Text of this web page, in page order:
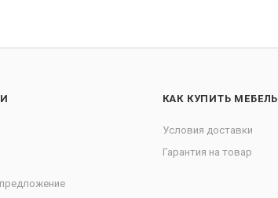
КАК КУПИТЬ МЕБЕЛЬ
Условия доставки
Гарантия на товар